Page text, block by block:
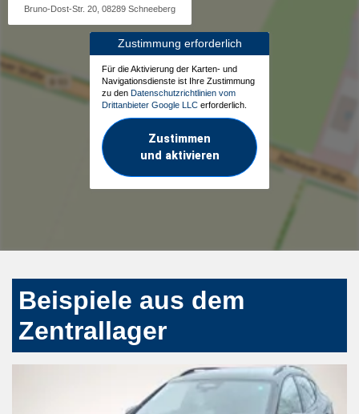
Bruno-Dost-Str. 20, 08289 Schneeberg
Zustimmung erforderlich
Für die Aktivierung der Karten- und
Navigationsdienste ist Ihre Zustimmung
zu den Datenschutzrichtlinien vom
Drittanbieter Google LLC erforderlich.
Zustimmen
und aktivieren
Beispiele aus dem
Zentrallager